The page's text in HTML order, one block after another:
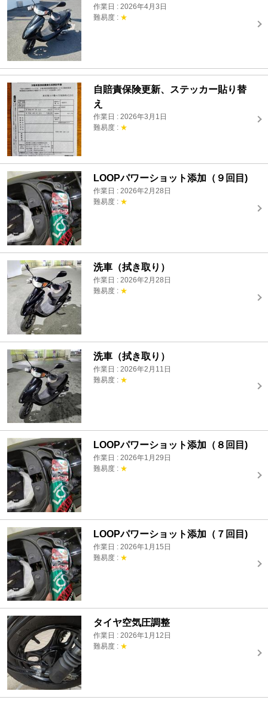
作業日 : 2026年4月3日
難易度 : ★
自賠責保険更新、ステッカー貼り替
え
作業日 : 2026年3月1日
難易度 : ★
LOOPパワーショット添加（９回目)
作業日 : 2026年2月28日
難易度 : ★
洗車（拭き取り）
作業日 : 2026年2月28日
難易度 : ★
洗車（拭き取り）
作業日 : 2026年2月11日
難易度 : ★
LOOPパワーショット添加（８回目)
作業日 : 2026年1月29日
難易度 : ★
LOOPパワーショット添加（７回目)
作業日 : 2026年1月15日
難易度 : ★
タイヤ空気圧調整
作業日 : 2026年1月12日
難易度 : ★